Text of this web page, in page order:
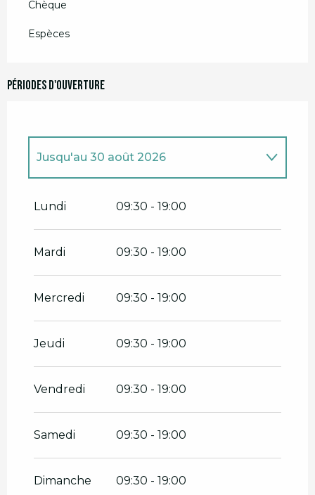
Chèque
Espèces
Périodes d'ouverture
Jusqu'au 30 août 2026
Du1 septembre 2026au31
Lundi 09:30 - 19:00
Mardi 09:30 - 19:00
Mercredi 09:30 - 19:00
Jeudi 09:30 - 19:00
Vendredi 09:30 - 19:00
Samedi 09:30 - 19:00
Dimanche 09:30 - 19:00